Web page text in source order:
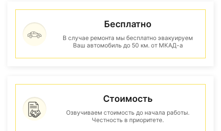
Бесплатно
В случае ремонта мы бесплатно эвакуируем
Ваш автомобиль до 50 км. от МКАД-а
Стоимость
Озвучиваем стоимость до начала работы.
Честность в приоритете.